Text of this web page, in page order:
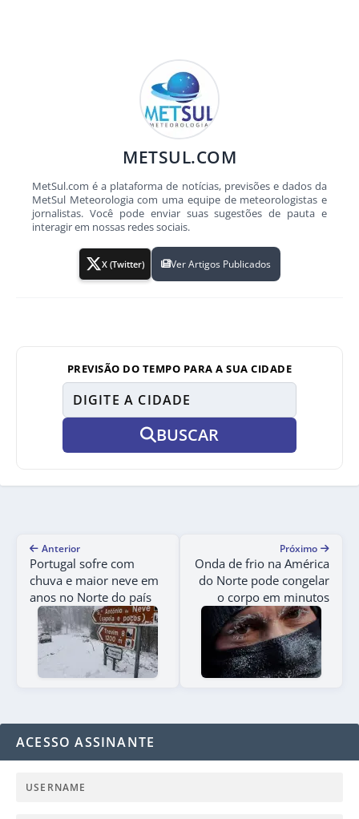
METSUL.COM
MetSul.com é a plataforma de notícias, previsões e dados da
MetSul Meteorologia com uma equipe de meteorologistas e
jornalistas. Você pode enviar suas sugestões de pauta e
interagir em nossas redes sociais.
X (Twitter) Ver Artigos Publicados
PREVISÃO DO TEMPO PARA A SUA CIDADE
BUSCAR
Anterior
Portugal sofre com
chuva e maior neve em
anos no Norte do país
Próximo
Onda de frio na América
do Norte pode congelar
o corpo em minutos
ACESSO ASSINANTE